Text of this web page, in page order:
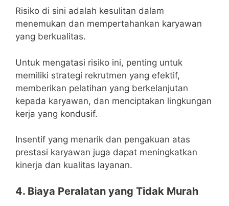
Risiko di sini adalah kesulitan dalam
menemukan dan mempertahankan karyawan
yang berkualitas.
Untuk mengatasi risiko ini, penting untuk
memiliki strategi rekrutmen yang efektif,
memberikan pelatihan yang berkelanjutan
kepada karyawan, dan menciptakan lingkungan
kerja yang kondusif.
Insentif yang menarik dan pengakuan atas
prestasi karyawan juga dapat meningkatkan
kinerja dan kualitas layanan.
4. Biaya Peralatan yang Tidak Murah